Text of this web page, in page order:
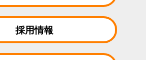
採用情報